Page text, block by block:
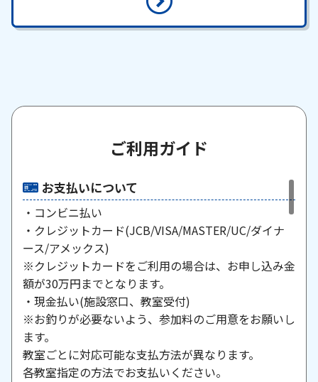
ご利用ガイド
お支払いについて
・コンビニ払い
・クレジットカード(JCB/VISA/MASTER/UC/ダイナ
ース/アメックス)
※クレジットカードをご利用の場合は、お申し込み金
額が30万円までとなります。
・現金払い(施設窓口、教室受付)
※お釣りが必要ないよう、参加料のご用意をお願いし
ます。
教室ごとに対応可能な支払方法が異なります。
各教室指定の方法でお支払いください。